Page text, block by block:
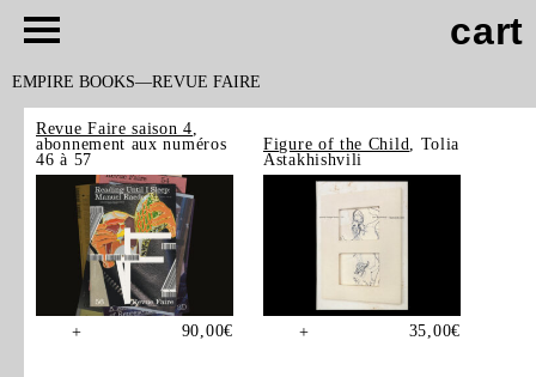
cart
EMPIRE BOOKS REVUE FAIRE
Revue Faire saison 4
abonnement aux numéros
46 à 57
+ 90,00€
Figure of the Child
, Tolia
Astakhishvili
+ 35,00€